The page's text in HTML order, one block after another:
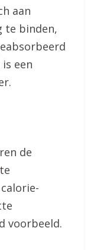
aan
te binden,
een
de
te
voorbeeld.